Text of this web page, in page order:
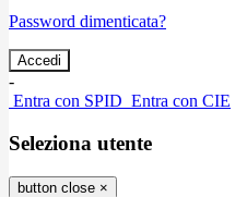
Password dimenticata?
-
Entra con SPID Entra con CIE
Seleziona utente
button close ×